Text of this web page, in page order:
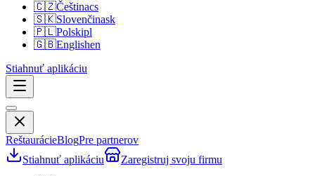
🇨🇿Češtinacs
🇸🇰Slovenčinask
🇵🇱Polskipl
🇬🇧Englishen
Stiahnuť aplikáciu
ReštaurácieBlogPre partnerov
Stiahnuť aplikáciu
Zaregistruj svoju firmu